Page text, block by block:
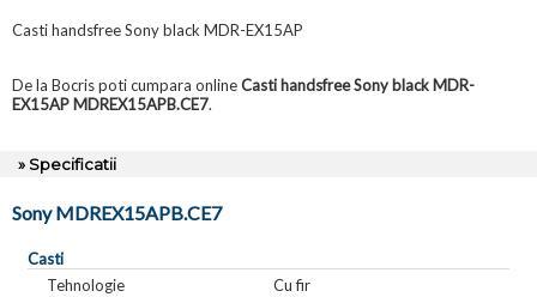
Casti handsfree Sony black MDR-EX15AP
De la Bocris poti cumpara onlineCasti handsfree Sony black MDR-
EX15AP MDREX15APB.CE7.
» Specificatii
Sony MDREX15APB.CE7
Casti
Tehnologie
Cu fir